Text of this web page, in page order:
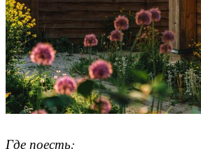
Где поесть: